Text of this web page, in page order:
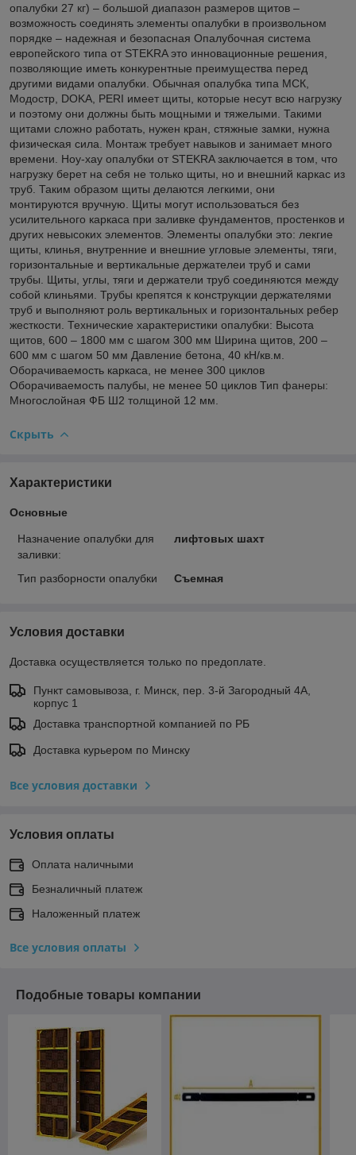
опалубки 27 кг) – большой диапазон размеров щитов –
возможность соединять элементы опалубки в произвольном
порядке – надежная и безопасная Опалубочная система
европейского типа от STEKRA это инновационные решения,
позволяющие иметь конкурентные преимущества перед
другими видами опалубки. Обычная опалубка типа МСК,
Модостр, DOKA, PERI имеет щиты, которые несут всю нагрузку
и поэтому они должны быть мощными и тяжелыми. Такими
щитами сложно работать, нужен кран, стяжные замки, нужна
физическая сила. Монтаж требует навыков и занимает много
времени. Ноу-хау опалубки от STEKRA заключается в том, что
нагрузку берет на себя не только щиты, но и внешний каркас из
труб. Таким образом щиты делаются легкими, они
монтируются вручную. Щиты могут использоваться без
усилительного каркаса при заливке фундаментов, простенков и
других невысоких элементов. Элементы опалубки это: лекгие
щиты, клинья, внутренние и внешние угловые элементы, тяги,
горизонтальные и вертикальные держателеи труб и сами
трубы. Щиты, углы, тяги и держатели труб соединяются между
собой клиньями. Трубы крепятся к конструкции держателями
труб и выполняют роль вертикальных и горизонтальных ребер
жесткости. Технические характеристики опалубки: Высота
щитов, 600 – 1800 мм с шагом 300 мм Ширина щитов, 200 –
600 мм с шагом 50 мм Давление бетона, 40 кН/кв.м.
Оборачиваемость каркаса, не менее 300 циклов
Оборачиваемость палубы, не менее 50 циклов Тип фанеры:
Многослойная ФБ Ш2 толщиной 12 мм.
Скрыть
Характеристики
Основные
Назначение опалубки для
заливки:
лифтовых шахт
Тип разборности опалубки Съемная
Условия доставки
Доставка осуществляется только по предоплате.
Пункт самовывоза, г. Минск, пер. 3-й Загородный 4А,
корпус 1
Доставка транспортной компанией по РБ
Доставка курьером по Минску
Все условия доставки
Условия оплаты
Оплата наличными
Безналичный платеж
Наложенный платеж
Все условия оплаты
Подобные товары компании